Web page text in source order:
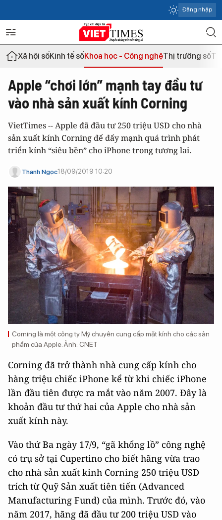
Đăng nhập
Xã hội sốKinh tế sốKhoa học - Công nghệThị trường số
Apple “chơi lớn” mạnh tay đầu tư
vào nhà sản xuất kính Corning
VietTimes -- Apple đã đầu tư 250 triệu USD cho nhà
sản xuất kính Corning để đẩy mạnh quá trình phát
triển kính “siêu bền” cho iPhone trong tương lai.
Thanh Ngọc18/09/2019 10:20
Corning là một công ty Mỹ chuyên cung cấp mặt kính cho các sản
phẩm của Apple. Ảnh: CNET
Corning đã trở thành nhà cung cấp kính cho
hàng triệu chiếc iPhone kể từ khi chiếc iPhone
lần đầu tiên được ra mắt vào năm 2007. Đây là
khoản đầu tư thứ hai của Apple cho nhà sản
xuất kính này.
Vào thứ Ba ngày 17/9, “gã khổng lồ” công nghệ
có trụ sở tại Cupertino cho biết hãng vừa trao
cho nhà sản xuất kinh Corning 250 triệu USD
trích từ Quỹ Sản xuất tiên tiến (Advanced
Manufacturing Fund) của mình. Trước đó, vào
năm 2017, hãng đã đầu tư 200 triệu USD vào